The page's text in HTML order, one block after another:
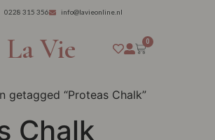
0228 315 356 info@lavieonline.nl
La Vie 0
getagged “Proteas Chalk”
Chalk